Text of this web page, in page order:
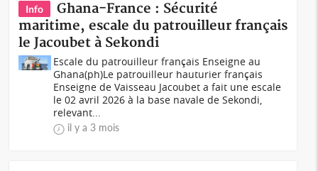
Info
Ghana-France : Sécurité
maritime, escale du patrouilleur français
le Jacoubet à Sekondi
Escale du patrouilleur français Enseigne au
Ghana(ph)Le patrouilleur hauturier français
Enseigne de Vaisseau Jacoubet a fait une escale
le 02 avril 2026 à la base navale de Sekondi,
relevant...
il y a 3 mois